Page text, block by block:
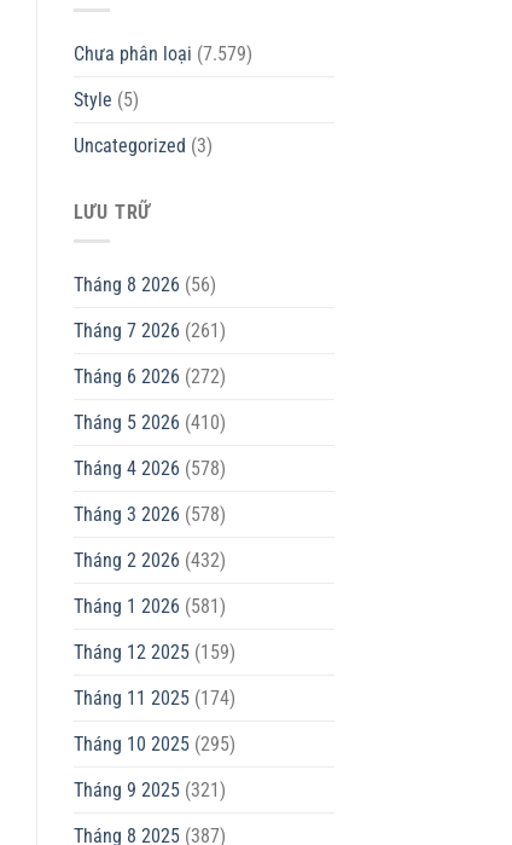
Chưa phân loại (7.579)
Style (5)
Uncategorized (3)
LƯU TRỮ
Tháng 8 2026 (56)
Tháng 7 2026 (261)
Tháng 6 2026 (272)
Tháng 5 2026 (410)
Tháng 4 2026 (578)
Tháng 3 2026 (578)
Tháng 2 2026 (432)
Tháng 1 2026 (581)
Tháng 12 2025(159)
Tháng 11 2025(174)
Tháng 10 2025(295)
Tháng 9 2025(321)
Tháng 8 2025(387)